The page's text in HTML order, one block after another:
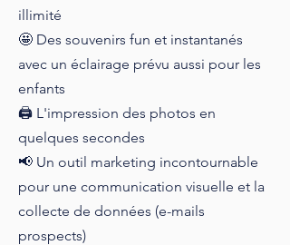
illimité
🤩 Des souvenirs fun et instantanés
avec un éclairage prévu aussi pour les
enfants
🖨️ L'impression des photos en
quelques secondes
📢 Un outil marketing incontournable
pour une communication visuelle et la
collecte de données (e-mails
prospects)